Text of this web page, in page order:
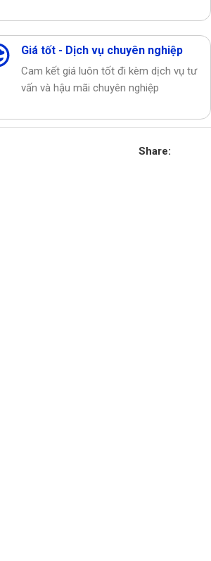
Giá tốt - Dịch vụ chuyên nghiệp
Cam kết giá luôn tốt đi kèm dịch vụ tư
vấn và hậu mãi chuyên nghiệp
Share: